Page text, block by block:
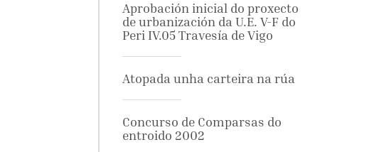
Aprobación inicial do proxecto
de urbanización da U.E. V-F do
Peri IV.05 Travesía de Vigo
Atopada unha carteira na rúa
Concurso de Comparsas do
entroido 2002